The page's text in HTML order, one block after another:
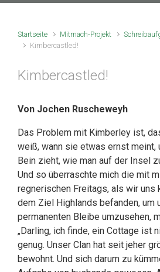
Startseite Mitmach-Projekt
Kimbercastled!
Kimbercastled!
Von Jochen Ruscheweyh
Das Problem mit Kimberley ist,
weiß, wann sie etwas ernst meint,
Bein zieht, wie man auf der Insel
Und so überraschte mich die mit
regnerischen Freitags, als wir uns
dem Ziel Highlands befanden, um
permanenten Bleibe umzusehen,
„Darling, ich finde, ein Cottage ist
genug. Unser Clan hat seit jeher
bewohnt. Und sich darum zu